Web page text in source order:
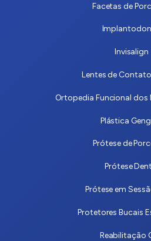
Facetas de
Invisalign
Lentes de
Ortopedia Funcional dos
Plástica
Prótese de
Prótese
Prótese em
Protetores Bucais
Reabilitação